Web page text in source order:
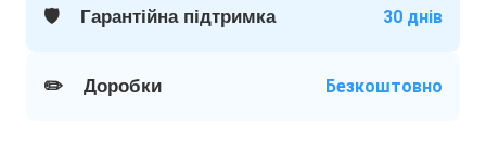
🛡️ Гарантійна підтримка 30 днів
✏️ Доробки Безкоштовно